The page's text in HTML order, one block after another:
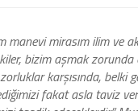
manevi mirasım ilim ve
bizim aşmak
karşısında, belki
fakat asla taviz